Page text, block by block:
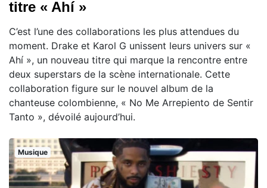
titre « Ahí »
C’est l’une des collaborations les plus attendues du
moment. Drake et Karol G unissent leurs univers sur «
Ahí », un nouveau titre qui marque la rencontre entre
deux superstars de la scène internationale. Cette
collaboration figure sur le nouvel album de la
chanteuse colombienne, « No Me Arrepiento de Sentir
Tanto », dévoilé aujourd’hui.
Musique